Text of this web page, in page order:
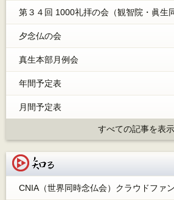
第３４回 1000礼拝の会（観智院・眞生
夕念仏の会
真生本部月例会
年間予定表
月間予定表
すべての記事を表示
CNIA（世界同時念仏会）クラウドファ